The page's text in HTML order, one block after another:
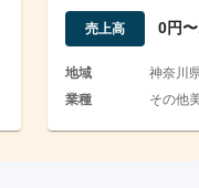
スパサロン
売上高 0円
地域
神奈川
業種
その他